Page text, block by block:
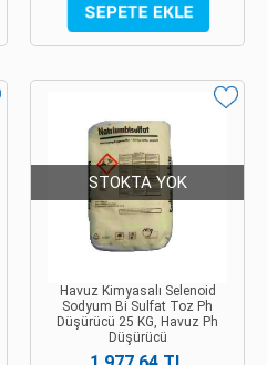
STOKTA YOK
Havuz Kimyasalı Selenoid
Sodyum Bi Sulfat Toz Ph
Düşürücü 25 KG, Havuz Ph
Düşürücü